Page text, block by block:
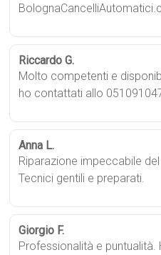
Riccardo G.
Molto competenti e
ho contattati allo
Anna L.
Riparazione impeccabile
Tecnici gentili e preparati.
Giorgio F.
Professionalità e puntualità.